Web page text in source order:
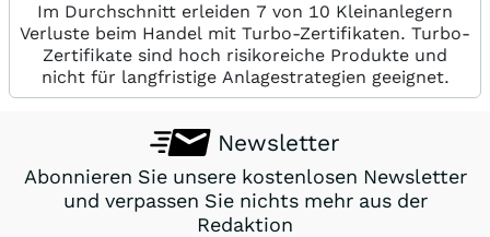
Im Durchschnitt erleiden 7 von 10 Kleinanlegern
Verluste beim Handel mit Turbo-Zertifikaten. Turbo-
Zertifikate sind hoch risikoreiche Produkte und
nicht für langfristige Anlagestrategien geeignet.
Newsletter
Abonnieren Sie unsere kostenlosen Newsletter
und verpassen Sie nichts mehr aus der
Redaktion